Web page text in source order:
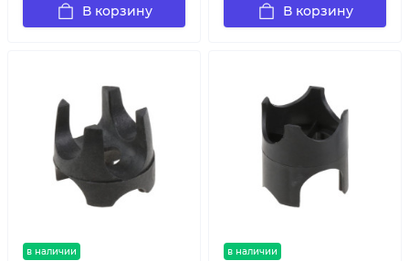
В корзину В корзину
в наличии в наличии